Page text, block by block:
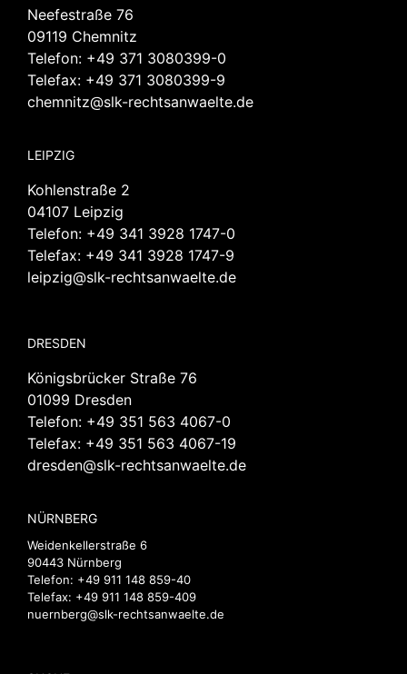
Neefestraße 76
09119 Chemnitz
Telefon: +49 371 3080399-0
Telefax: +49 371 3080399-9
chemnitz@slk-rechtsanwaelte.de
LEIPZIG
Kohlenstraße 2
04107 Leipzig
Telefon: +49 341 3928 1747-0
Telefax: +49 341 3928 1747-9
leipzig@slk-rechtsanwaelte.de
DRESDEN
Königsbrücker Straße 76
01099 Dresden
Telefon: +49 351 563 4067-0
Telefax: +49 351 563 4067-19
dresden@slk-rechtsanwaelte.de
NÜRNBERG
Weidenkellerstraße 6
90443 Nürnberg
Telefon: +49 911 148 859-40
Telefax: +49 911 148 859-409
nuernberg@slk-rechtsanwaelte.de